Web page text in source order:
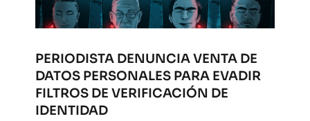
PERIODISTA DENUNCIA VENTA DE
DATOS PERSONALES PARA EVADIR
FILTROS DE VERIFICACIÓN DE
IDENTIDAD